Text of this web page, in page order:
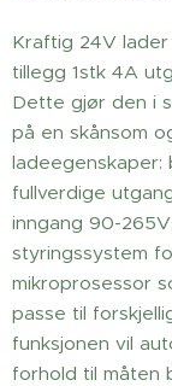
Kraftig 24V
tillegg 1stk 4A
Dette gjør den i
på en skånsom
ladeegenskaper:
fullverdige
inngang 90-
styringssystem
mikroprosessor
passe til
funksjonen vil
forhold til måten